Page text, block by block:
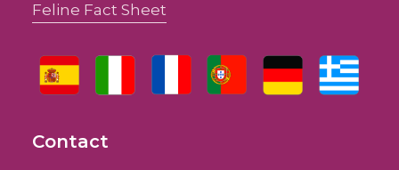
Feline Fact Sheet
Contact